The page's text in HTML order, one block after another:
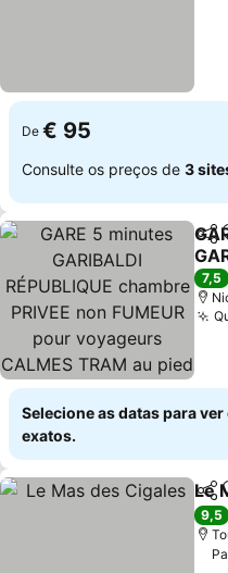
De € 95
Consulte os preços de 3
Ver
7,5
Selecione as datas para
exatos.
Le
9,5